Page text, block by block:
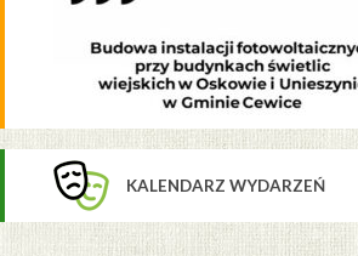
KALENDARZ WYDARZEŃ